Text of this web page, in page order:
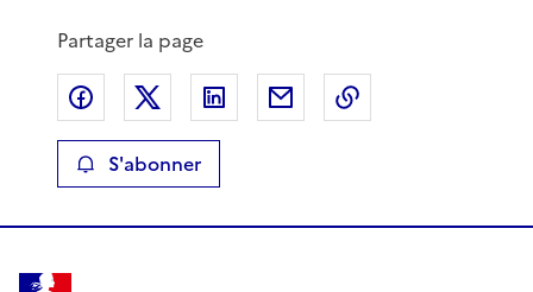
Partager la page
Partager sur Facebook
Partager sur XPartager sur LinkedIn
Partager par email
S'abonner